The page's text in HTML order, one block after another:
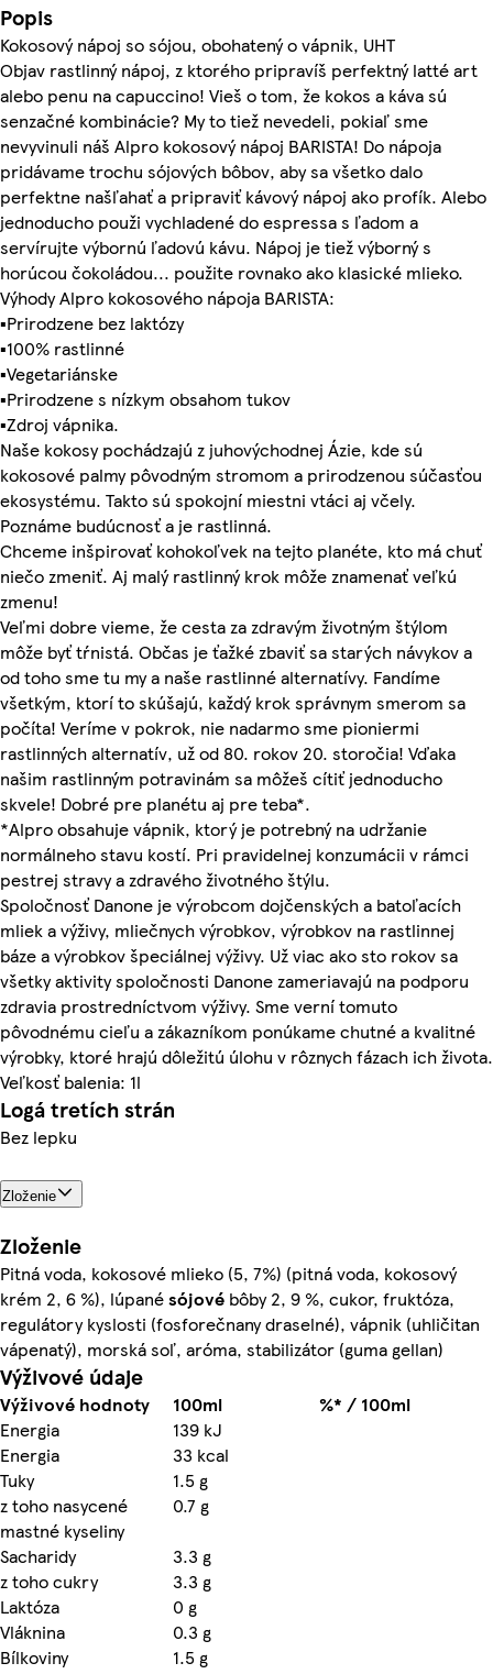
Popis
Kokosový nápoj so sójou, obohatený o vápnik, UHT
Objav rastlinný nápoj, z ktorého pripravíš perfektný latté art
alebo penu na capuccino! Vieš o tom, že kokos a káva sú
senzačné kombinácie? My to tiež nevedeli, pokiaľ sme
nevyvinuli náš Alpro kokosový nápoj BARISTA! Do nápoja
pridávame trochu sójových bôbov, aby sa všetko dalo
perfektne našľahať a pripraviť kávový nápoj ako profík. Alebo
jednoducho použi vychladené do espressa s ľadom a
servírujte výbornú ľadovú kávu. Nápoj je tiež výborný s
horúcou čokoládou... použite rovnako ako klasické mlieko.
Výhody Alpro kokosového nápoja BARISTA:
▪Prirodzene bez laktózy
▪100% rastlinné
▪Vegetariánske
▪Prirodzene s nízkym obsahom tukov
▪Zdroj vápnika.
Naše kokosy pochádzajú z juhovýchodnej Ázie, kde sú
kokosové palmy pôvodným stromom a prirodzenou súčasťou
ekosystému. Takto sú spokojní miestni vtáci aj včely.
Poznáme budúcnosť a je rastlinná.
Chceme inšpirovať kohokoľvek na tejto planéte, kto má chuť
niečo zmeniť. Aj malý rastlinný krok môže znamenať veľkú
zmenu!
Veľmi dobre vieme, že cesta za zdravým životným štýlom
môže byť tŕnistá. Občas je ťažké zbaviť sa starých návykov a
od toho sme tu my a naše rastlinné alternatívy. Fandíme
všetkým, ktorí to skúšajú, každý krok správnym smerom sa
počíta! Veríme v pokrok, nie nadarmo sme pioniermi
rastlinných alternatív, už od 80. rokov 20. storočia! Vďaka
našim rastlinným potravinám sa môžeš cítiť jednoducho
skvele! Dobré pre planétu aj pre teba*.
*Alpro obsahuje vápnik, ktorý je potrebný na udržanie
normálneho stavu kostí. Pri pravidelnej konzumácii v rámci
pestrej stravy a zdravého životného štýlu.
Spoločnosť Danone je výrobcom dojčenských a batoľacích
mliek a výživy, mliečnych výrobkov, výrobkov na rastlinnej
báze a výrobkov špeciálnej výživy. Už viac ako sto rokov sa
všetky aktivity spoločnosti Danone zameriavajú na podporu
zdravia prostredníctvom výživy. Sme verní tomuto
pôvodnému cieľu a zákazníkom ponúkame chutné a kvalitné
výrobky, ktoré hrajú dôležitú úlohu v rôznych fázach ich života.
Veľkosť balenia: 1l
Logá tretích strán
Bez lepku
Zloženie
Zloženie
Pitná voda, kokosové mlieko (5, 7%) (pitná voda, kokosový
krém 2, 6 %), lúpanésójové bôby 2, 9 %, cukor, fruktóza,
regulátory kyslosti (fosforečnany draselné), vápnik (uhličitan
vápenatý), morská soľ, aróma, stabilizátor (guma gellan)
Výživové údaje
Výživové hodnoty 100ml
%* / 100ml
Energia
139 kJ
Energia
33 kcal
Tuky
1.5 g
z toho nasycené
mastné kyseliny
0.7 g
Sacharidy
3.3 g
z toho cukry
3.3 g
Laktóza
0 g
Vláknina
0.3 g
Bílkoviny
1.5 g